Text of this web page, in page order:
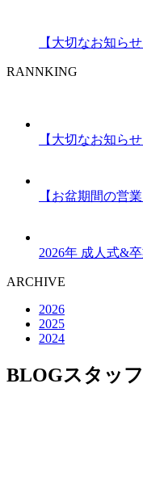
【大切なお知ら
RANNKING
【大切なお知ら
【お盆期間の営
2026年 成人式&
ARCHIVE
2026
2025
2024
BLOGスタッ